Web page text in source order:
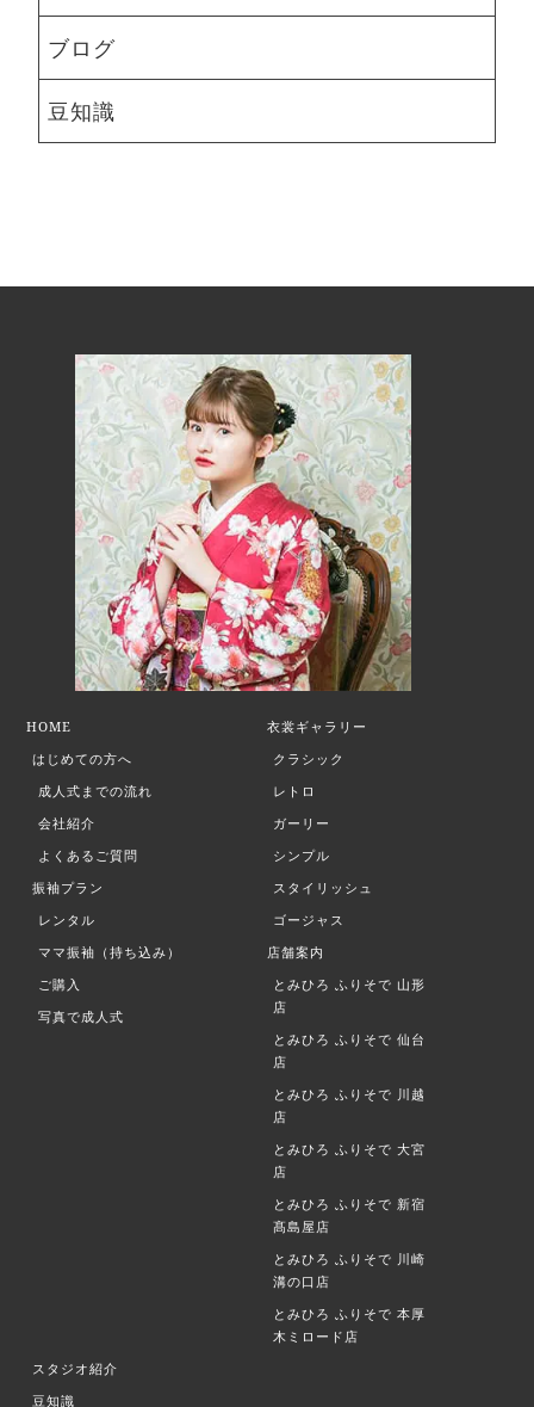
ブログ
豆知識
HOME
はじめての方へ
成人式までの流れ
会社紹介
よくあるご質問
振袖プラン
レンタル
ママ振袖（持ち込み）
ご購入
写真で成人式
衣裳ギャラリー
クラシック
レトロ
ガーリー
シンプル
スタイリッシュ
ゴージャス
店舗案内
とみひろ ふりそで 山形
店
とみひろ ふりそで 仙台
店
とみひろ ふりそで 川越
店
とみひろ ふりそで 大宮
店
とみひろ ふりそで 新宿
髙島屋店
とみひろ ふりそで 川崎
溝の口店
とみひろ ふりそで 本厚
木ミロード店
スタジオ紹介
豆知識